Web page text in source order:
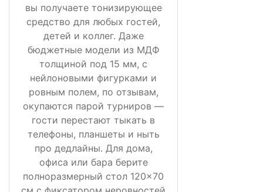
вы получаете тонизирующее
средство для любых гостей,
детей и коллег. Даже
бюджетные модели из МДФ
толщиной под 15 мм, с
нейлоновыми фигурками и
ровным полем, по отзывам,
окупаются парой турниров —
гости перестают тыкать в
телефоны, планшеты и ныть
про дедлайны. Для дома,
офиса или бара берите
полноразмерный стол 120×70